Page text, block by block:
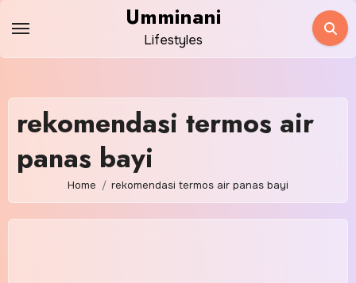
content
Umminani
Lifestyles
rekomendasi termos air
panas bayi
Home rekomendasi termos air panas bayi